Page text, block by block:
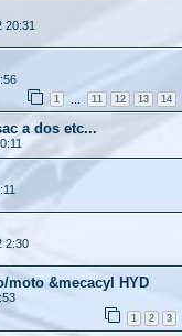
20:31
1 11 12 13 14
a dos etc...
2:30
moto &mecacyl HYD
1 2 3